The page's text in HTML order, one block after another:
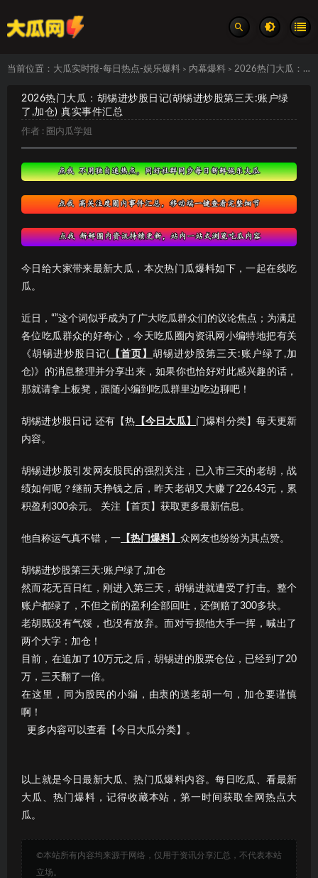
当前位置： 大瓜实时报-每日热点-娱乐爆料 > 内幕爆料 > 2026热门大瓜：胡锡进炒股日记(胡锡进炒股第三天:账户绿了,加仓) 真实事件汇总
2026热门大瓜：胡锡进炒股日记(胡锡进炒股第三天:账户绿
了,加仓) 真实事件汇总
作者 : 圈内瓜学姐
今日给大家带来最新大瓜，本次热门瓜爆料如下，一起在线吃
瓜。
近日，“”这个词似乎成为了广大吃瓜群众们的议论焦点；为满足
各位吃瓜群众的好奇心，今天吃瓜圈内资讯网小编特地把有关
《胡锡进炒股日记( 【首页】 胡锡进炒股第三天:账户绿了,加
仓)》的消息整理并分享出来，如果你也恰好对此感兴趣的话，
那就请拿上板凳，跟随小编到吃瓜群里边吃边聊吧！
胡锡进炒股日记 还有【热 【今日大瓜】 门爆料分类】每天更新
内容。
胡锡进炒股引发网友股民的强烈关注，已入市三天的老胡，战
绩如何呢？继前天挣钱之后，昨天老胡又大赚了226.43元，累
积盈利300余元。 关注【首页】获取更多最新信息。
他自称运气真不错，一 【热门爆料】 众网友也纷纷为其点赞。
胡锡进炒股第三天:账户绿了,加仓
然而花无百日红，刚进入第三天，胡锡进就遭受了打击。整个
账户都绿了，不但之前的盈利全部回吐，还倒赔了300多块。
老胡既没有气馁，也没有放弃。面对亏损他大手一挥，喊出了
两个大字：加仓！
目前，在追加了10万元之后，胡锡进的股票仓位，已经到了20
万，三天翻了一倍。
在这里，同为股民的小编，由衷的送老胡一句，加仓要谨慎
啊！
更多内容可以查看【今日大瓜分类】。
以上就是今日最新大瓜、热门瓜爆料内容。每日吃瓜、看最新
大瓜、热门爆料，记得收藏本站，第一时间获取全网热点大
瓜。
©本站所有内容均来源于网络，仅用于资讯分享汇总，不代表本站
立场。